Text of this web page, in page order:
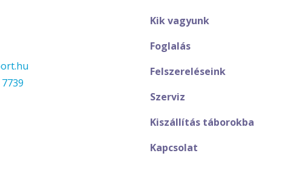
Kik vagyunk
Foglalás
Felszereléseink
Szerviz
Kiszállítás táborokba
Kapcsolat